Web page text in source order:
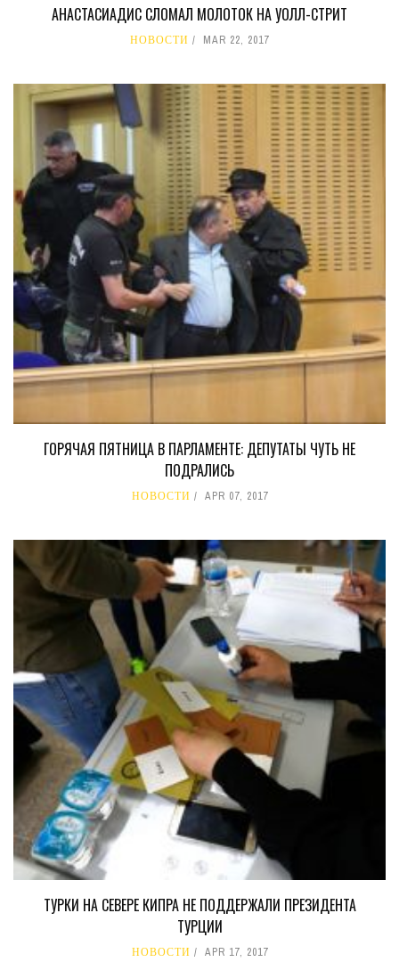
АНАСТАСИАДИС СЛОМАЛ МОЛОТОК НА УОЛЛ-СТРИТ
НОВОСТИ MAR 22, 2017
ГОРЯЧАЯ ПЯТНИЦА В ПАРЛАМЕНТЕ: ДЕПУТАТЫ ЧУТЬ НЕ
ПОДРАЛИСЬ
НОВОСТИ APR 07, 2017
ТУРКИ НА СЕВЕРЕ КИПРА НЕ ПОДДЕРЖАЛИ ПРЕЗИДЕНТА
ТУРЦИИ
НОВОСТИ APR 17, 2017